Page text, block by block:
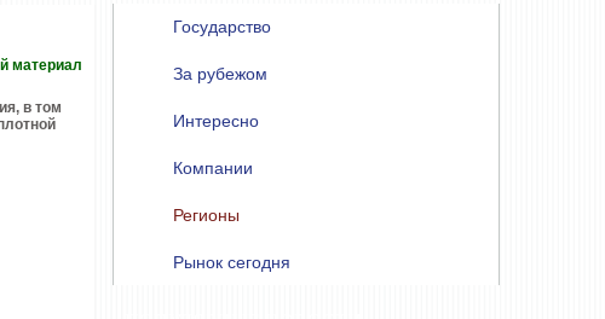
Государство
За рубежом
Интересно
Компании
Регионы
Рынок сегодня
материал
в том